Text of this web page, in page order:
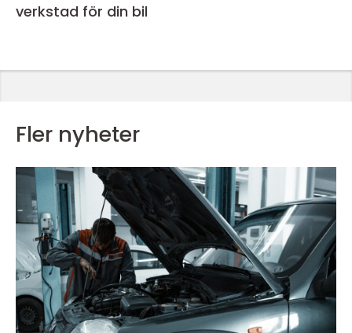
verkstad för din bil
Fler nyheter